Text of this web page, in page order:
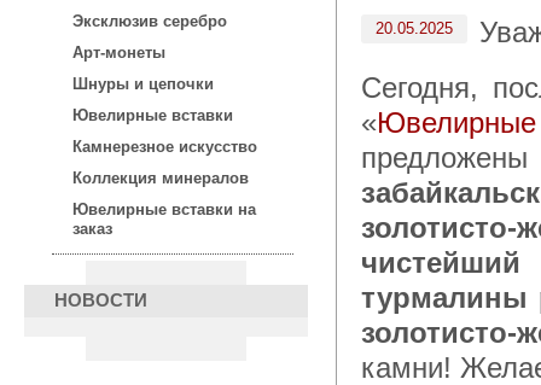
Эксклюзив серебро
Арт-монеты
Шнуры и цепочки
Ювелирные вставки
Камнерезное искусство
Коллекция минералов
Ювелирные вставки на
заказ
НОВОСТИ
20.05.2025
Сегодня, после 15:00 по московскому времени в каталоге
«
золотисто-
турмалины
камни!